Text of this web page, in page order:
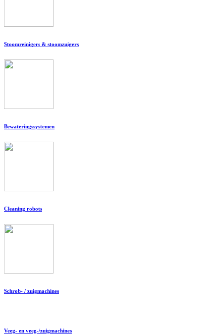
Stoomreinigers & stoomzuigers
Bewateringssystemen
Cleaning robots
Schrob- / zuigmachines
Veeg- en veeg-/zuigmachines